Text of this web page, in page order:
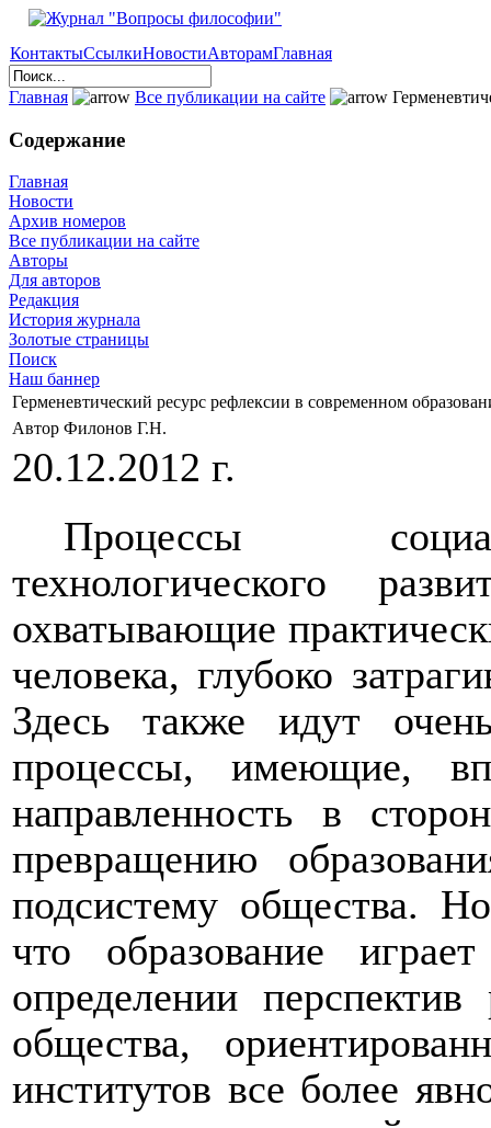
КонтактыСсылкиНовостиАвторамГлавная
Главная Все публикации на сайте
Содержание
Главная
Новости
Архив номеров
Все публикации на сайте
Авторы
Для авторов
Редакция
История журнала
Золотые страницы
Поиск
Наш баннер
Герменевтический ресурс рефлексии в современном
Автор Филонов Г.Н.
20.12.2012 г.
Процессы
технологического
охватывающие
человека, глубоко
Здесь также идут
процессы, имеющие,
направленность в
превращению
подсистему общества.
что образование
определении
общества,
институтов все более